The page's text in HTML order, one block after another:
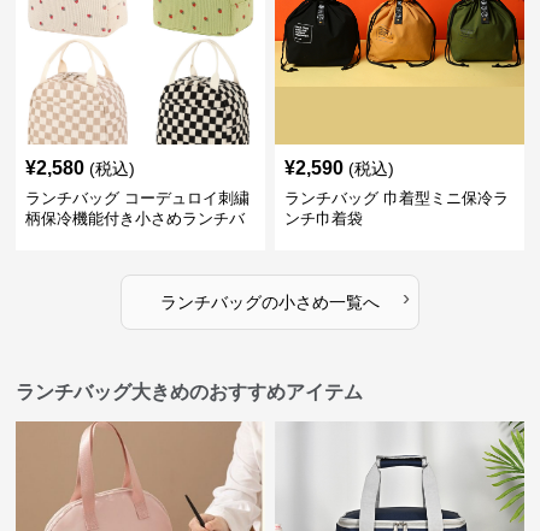
¥2,580 (税込)
ランチバッグ コーデュロイ刺繍
柄保冷機能付き小さめランチバ
¥2,590 (税込)
ランチバッグ 巾着型ミニ保冷ラ
ンチ巾着袋
ランチバッグの小さめ一覧へ ›
ランチバッグ大きめのおすすめアイテム